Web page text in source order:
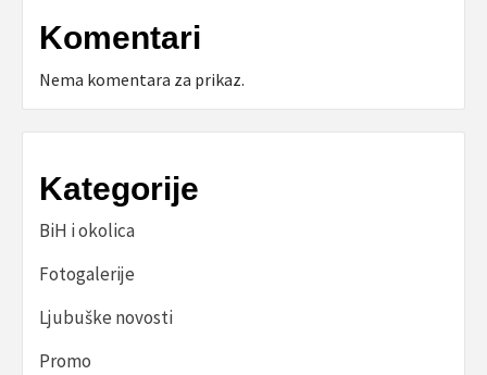
Komentari
Nema komentara za prikaz.
Kategorije
BiH i okolica
Fotogalerije
Ljubuške novosti
Promo